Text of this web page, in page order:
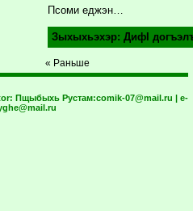
Псоми еджэн…
Зыхыхьэхэр:ДифI
« Раньше
Пщыбыхь Рустам:comik-07@mail.ru | e-